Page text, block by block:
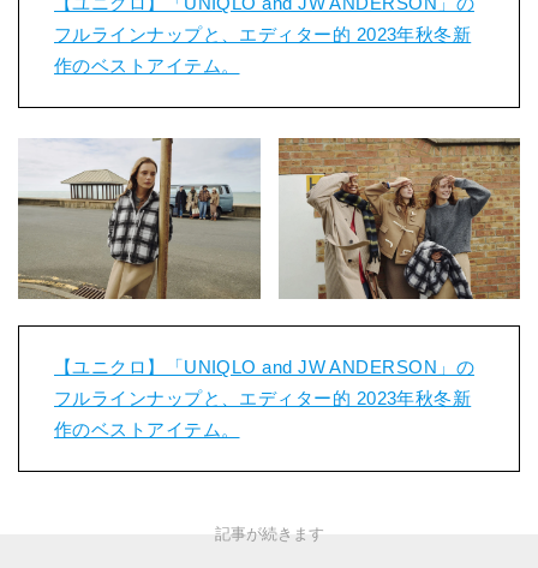
フルラインナップと、エディター的 2023年秋冬新
作のベストアイテム。
【ユニクロ】「UNIQLO and JW ANDERSON」の
フルラインナップと、エディター的 2023年秋冬新
作のベストアイテム。